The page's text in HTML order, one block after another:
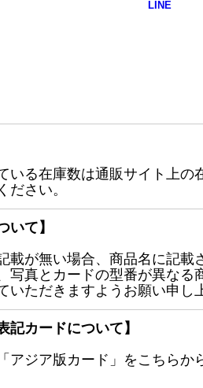
いる在庫数は通販サイト上の
ださい。
いて】
載が無い場合、商品名に記載
写真とカードの型番が異な
いただきますようお願い申し
記カードについて】
アジア版カード」をこちらか